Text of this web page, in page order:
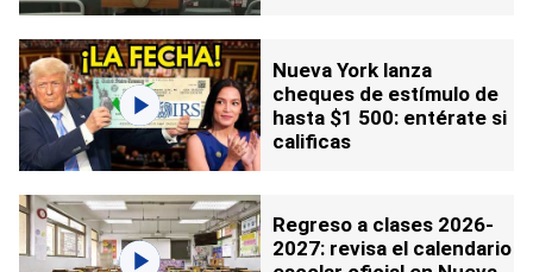
Nueva York lanza
cheques de estímulo de
hasta $1 500: entérate si
calificas
Regreso a clases 2026-
2027: revisa el calendario